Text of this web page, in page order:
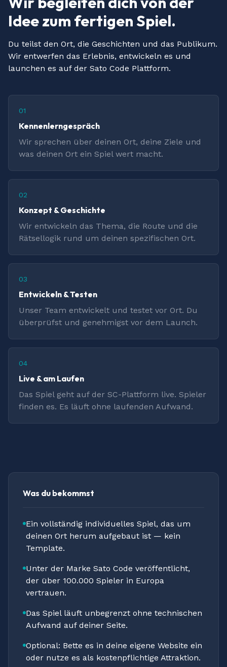
Idee zum fertigen Spiel.
Du teilst den Ort, die Geschichten und das Publikum.
Wir entwerfen das Erlebnis, entwickeln es und
launchen es auf der Sato Code Plattform.
01
Kennenlerngespräch
Wir sprechen über deinen Ort, deine Ziele und
was deinen Ort ein Spiel wert macht.
02
Konzept & Geschichte
Wir entwickeln das Thema, die Route und die
Rätsellogik rund um deinen spezifischen Ort.
03
Entwickeln & Testen
Unser Team entwickelt und testet vor Ort. Du
überprüfst und genehmigst vor dem Launch.
04
Live & am Laufen
Das Spiel geht auf der SC-Plattform live. Spieler
finden es. Es läuft ohne laufenden Aufwand.
Was du bekommst
Ein vollständig individuelles Spiel, das um
deinen Ort herum aufgebaut ist — kein
Template.
Unter der Marke Sato Code veröffentlicht,
der über 100.000 Spieler in Europa
vertrauen.
Das Spiel läuft unbegrenzt ohne technischen
Aufwand auf deiner Seite.
Optional: Bette es in deine eigene Website ein
oder nutze es als kostenpflichtige Attraktion.